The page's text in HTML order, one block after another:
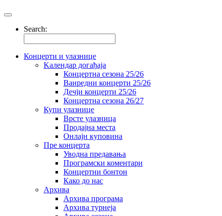
Search:
Концерти и улазнице
Kалендар догађаја
Концертна сезона 25/26
Ванредни концерти 25/26
Дечји концерти 25/26
Концертна сезона 26/27
Купи улазнице
Врсте улазница
Продајна места
Oнлајн куповинa
Пре концерта
Уводна предавања
Програмски коментари
Концертни бонтон
Како до нас
Архива
Архива програма
Архива турнеја